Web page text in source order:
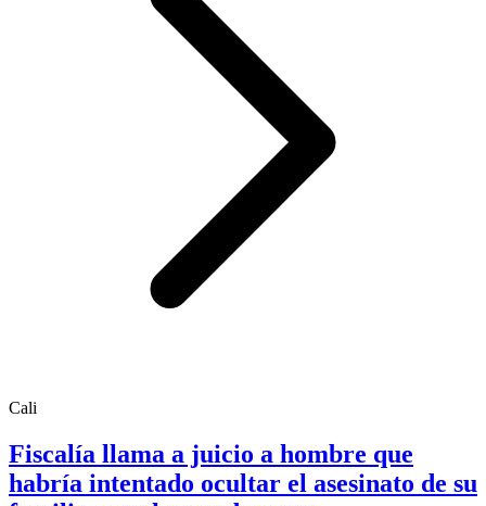
Cali
Fiscalía llama a juicio a hombre que
habría intentado ocultar el asesinato de su